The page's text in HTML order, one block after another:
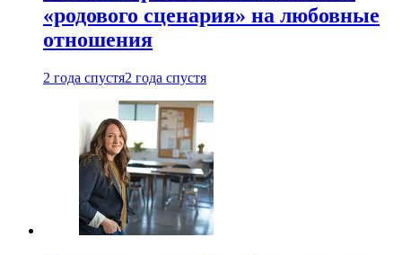
«родового сценария» на любовные
отношения
2 года спустя2 года спустя